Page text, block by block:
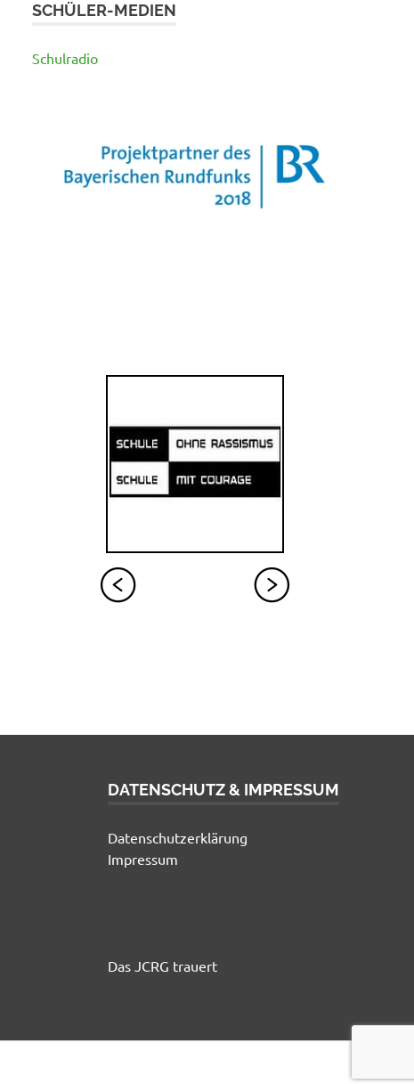
SCHÜLER-MEDIEN
Schulradio
DATENSCHUTZ & IMPRESSUM
Datenschutzerklärung
Impressum
Das JCRG trauert